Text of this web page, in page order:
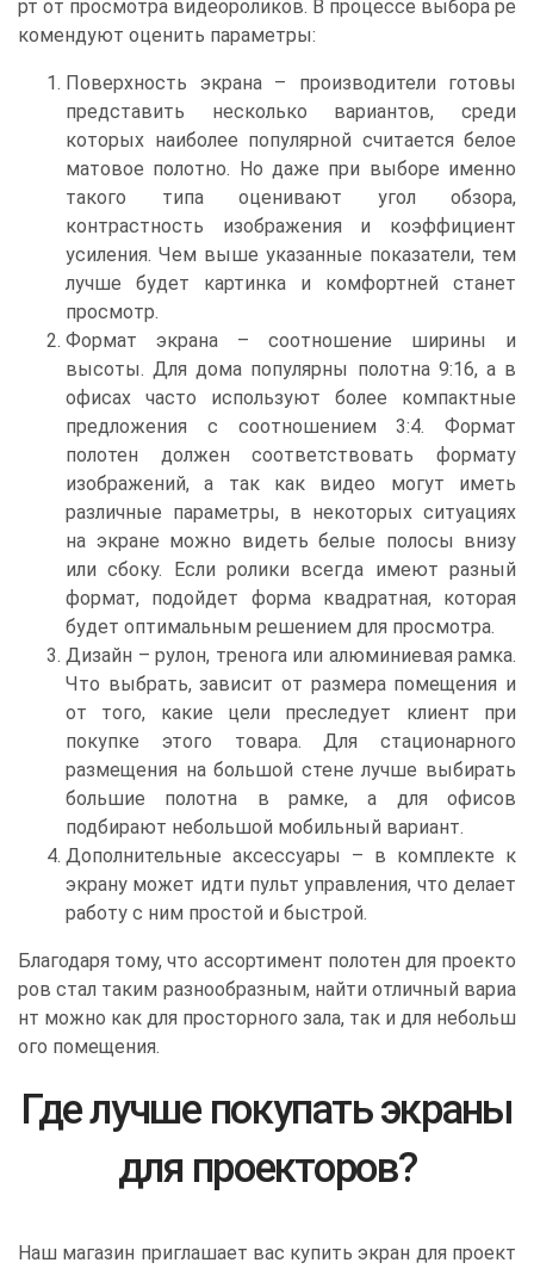
рт от просмотра видеороликов. В процессе выбора ре
комендуют оценить параметры:
Поверхность экрана – производители готовы
представить несколько вариантов, среди
которых наиболее популярной считается белое
матовое полотно. Но даже при выборе именно
такого типа оценивают угол обзора,
контрастность изображения и коэффициент
усиления. Чем выше указанные показатели, тем
лучше будет картинка и комфортней станет
просмотр.
Формат экрана – соотношение ширины и
высоты. Для дома популярны полотна 9:16, а в
офисах часто используют более компактные
предложения с соотношением 3:4. Формат
полотен должен соответствовать формату
изображений, а так как видео могут иметь
различные параметры, в некоторых ситуациях
на экране можно видеть белые полосы внизу
или сбоку. Если ролики всегда имеют разный
формат, подойдет форма квадратная, которая
будет оптимальным решением для просмотра.
Дизайн – рулон, тренога или алюминиевая рамка.
Что выбрать, зависит от размера помещения и
от того, какие цели преследует клиент при
покупке этого товара. Для стационарного
размещения на большой стене лучше выбирать
большие полотна в рамке, а для офисов
подбирают небольшой мобильный вариант.
Дополнительные аксессуары – в комплекте к
экрану может идти пульт управления, что делает
работу с ним простой и быстрой.
Благодаря тому, что ассортимент полотен для проекто
ров стал таким разнообразным, найти отличный вариа
нт можно как для просторного зала, так и для небольш
ого помещения.
Где лучше покупать экраны
для проекторов?
Наш магазин приглашает вас купить экран для проект